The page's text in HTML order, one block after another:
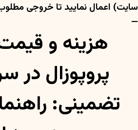
سایت) اعمال نمایید تا خروجی
—
هزینه و
پروپوزال در
تضمینی: